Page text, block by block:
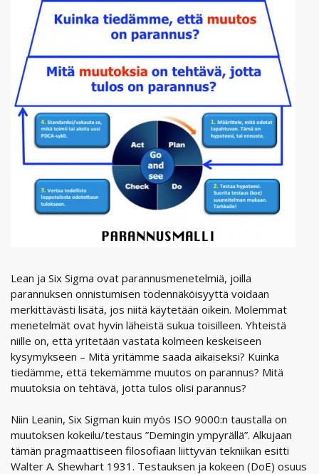
Lean ja Six Sigma ovat parannusmenetelmiä, joilla
parannuksen onnistumisen todennäköisyyttä voidaan
merkittävästi lisätä, jos niitä käytetään oikein. Molemmat
menetelmät ovat hyvin läheistä sukua toisilleen. Yhteistä
niille on, että yritetään vastata kolmeen keskeiseen
kysymykseen – Mitä yritämme saada aikaiseksi? Kuinka
tiedämme, että tekemämme muutos on parannus? Mitä
muutoksia on tehtävä, jotta tulos olisi parannus?
Niin Leanin, Six Sigman kuin myös ISO 9000:n taustalla on
muutoksen kokeilu/testaus ”Demingin ympyrällä”. Alkujaan
tämän pragmaattiseen filosofiaan liittyvän tekniikan esitti
Walter A. Shewhart 1931. Testauksen ja kokeen (DoE) osuus